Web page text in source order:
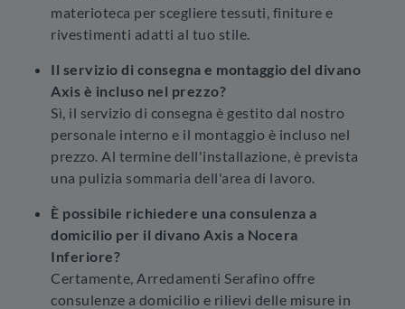
materioteca per scegliere tessuti, finiture e
rivestimenti adatti al tuo stile.
Il servizio di consegna e montaggio del divano
Axis è incluso nel prezzo?
Sì, il servizio di consegna è gestito dal nostro
personale interno e il montaggio è incluso nel
prezzo. Al termine dell'installazione, è prevista
una pulizia sommaria dell'area di lavoro.
È possibile richiedere una consulenza a
domicilio per il divano Axis a Nocera
Inferiore?
Certamente, Arredamenti Serafino offre
consulenze a domicilio e rilievi delle misure in